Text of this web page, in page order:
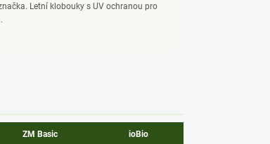
Letní klobouky s UV ochranou pro
ZM Basic ioBio